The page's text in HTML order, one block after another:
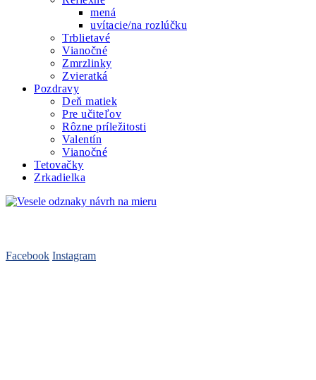
mená
uvítacie/na rozlúčku
Trblietavé
Vianočné
Zmrzlinky
Zvieratká
Pozdravy
Deň matiek
Pre učiteľov
Rôzne príležitosti
Valentín
Vianočné
Tetovačky
Zrkadielka
Facebook Instagram